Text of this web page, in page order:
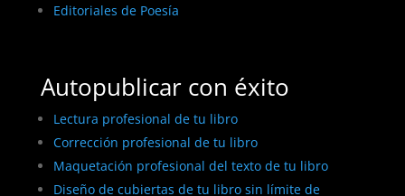
Editoriales de Poesía
Autopublicar con éxito
Lectura profesional de tu libro
Corrección profesional de tu libro
Maquetación profesional del texto de tu libro
Diseño de cubiertas de tu libro sin límite de